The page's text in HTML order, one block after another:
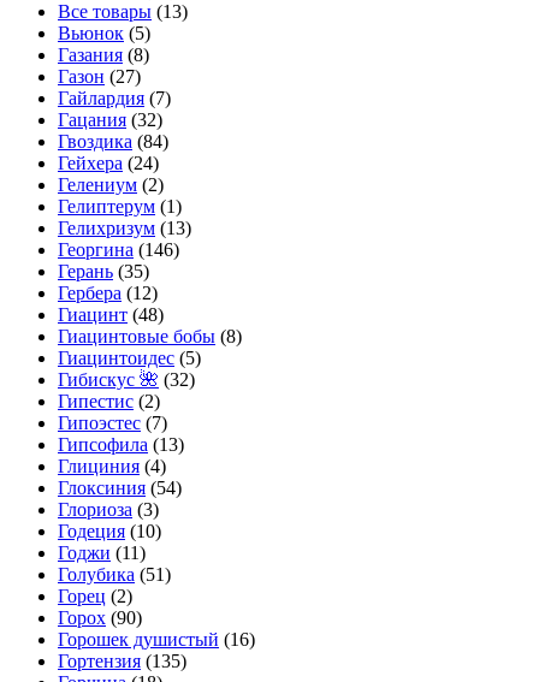
Все товары (13)
Вьюнок (5)
Газания (8)
Газон (27)
Гайлардия (7)
Гацания (32)
Гвоздика (84)
Гейхера (24)
Гелениум (2)
Гелиптерум (1)
Гелихризум (13)
Георгина (146)
Герань (35)
Гербера (12)
Гиацинт (48)
Гиацинтовые бобы (8)
Гиацинтоидес (5)
Гибискус 🌺 (32)
Гипестис (2)
Гипоэстес (7)
Гипсофила (13)
Глициния (4)
Глоксиния (54)
Глориоза (3)
Годеция (10)
Годжи (11)
Голубика (51)
Горец (2)
Горох (90)
Горошек душистый (16)
Гортензия (135)